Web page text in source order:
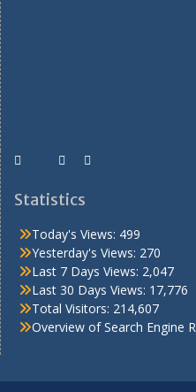
Statistics
Today's Views: 499
Yesterday's Views: 270
Last 7 Days Views: 2,047
Last 30 Days Views: 17,776
Total Visitors: 214,607
Overview of Search Engine